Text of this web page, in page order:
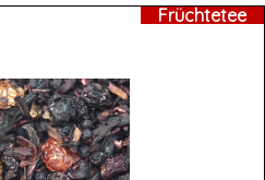
Früchtetee